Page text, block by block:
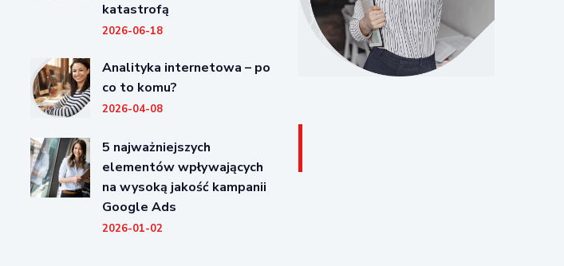
katastrofą
2026-06-18
Analityka internetowa – po
co to komu?
2026-04-08
5 najważniejszych
elementów wpływających
na wysoką jakość kampanii
Google Ads
2026-01-02